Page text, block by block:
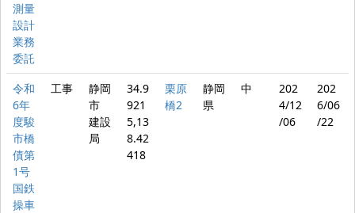
測量
設計
業務
委託
令和
6年
度駿
市橋
債第
1号
国鉄
操車
工事
静岡
市
建設
局
34.9
921
5,13
8.42
418
栗原
橋2
静岡
県
中
202
4/12
/06
202
6/06
/22